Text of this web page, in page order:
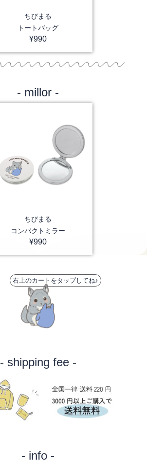
ちびまる
トートバッグ
¥990
- millor -
ちびまる
コンパクトミラー
¥990
右上のカートをタップしてね♪
- shipping fee -
- info -